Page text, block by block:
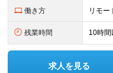
働き方 リモー
残業時間 10時間
求人を見る